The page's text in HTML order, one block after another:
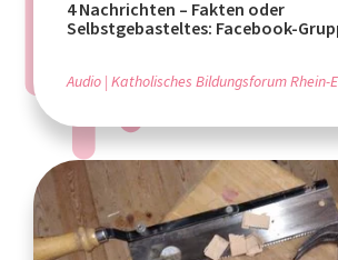
4 Nachrichten – Fakten oder
Selbstgebasteltes: Facebook-
Audio Katholisches Bildungsforum Rhein-